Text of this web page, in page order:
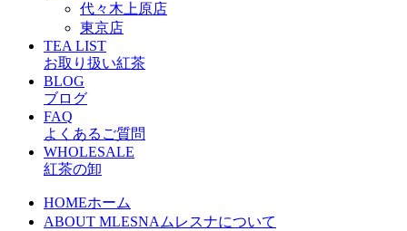
代々木上原店
東京店
TEA LIST
お取り扱い紅茶
BLOG
ブログ
FAQ
よくあるご質問
WHOLESALE
紅茶の卸
HOMEホーム
ABOUT MLESNAムレスナについて